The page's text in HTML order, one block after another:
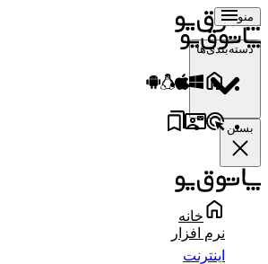
منو
دسته‌بندی‌ها
بستن
خانه
نرم افزار
اینترنت